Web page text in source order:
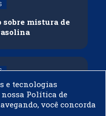
sobre mistura de
de biodiesel
e tecnologias
nossa Política de
você concorda